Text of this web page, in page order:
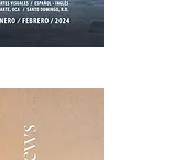
Febrero / 2024